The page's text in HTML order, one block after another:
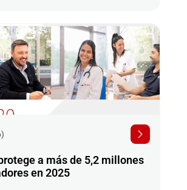
a más de 5,2 millones
en 2025